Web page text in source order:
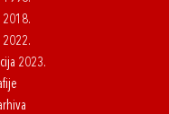
2018.
2022.
2023.